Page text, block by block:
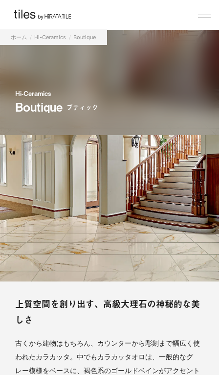
ホーム Hi-Ceramics Boutique
Hi-Ceramics
Boutique ブティック
上質空間を創り出す、高級大理石の神秘的な美
しさ
古くから建物はもちろん、カウンターから彫刻まで幅広く使
われたカラカッタ。中でもカラカッタオロは、一般的なグ
レー模様をベースに、褐色系のゴールドベインがアクセント